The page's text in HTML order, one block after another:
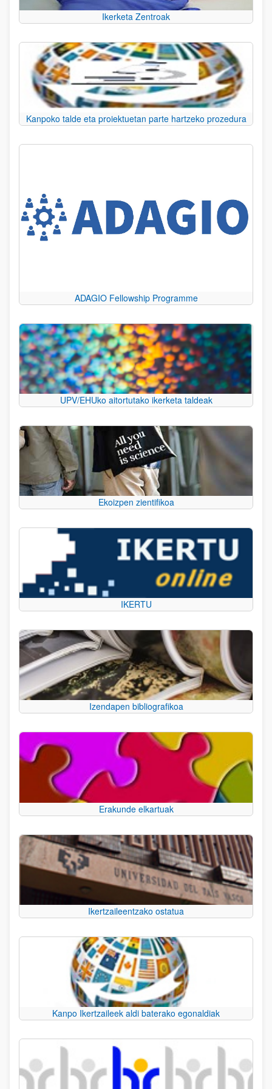
Ikerketa Zentroak
Kanpoko talde eta proiektuetan parte hartzeko prozedura
ADAGIO Fellowship Programme
UPV/EHUko aitortutako ikerketa taldeak
Ekoizpen zientifikoa
IKERTU
Izendapen bibliografikoa
Erakunde elkartuak
Ikertzaileentzako ostatua
Kanpo Ikertzaileek aldi baterako egonaldiak